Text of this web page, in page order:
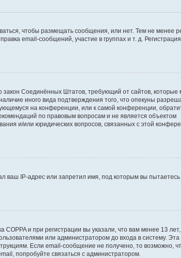
чтобы размещать сообщения, или нет. Тем не менее
email-сообщений, участие в группах и т. д.
закон Соединённых Штатов, требующий от сайтов, которые
иного вида подтверждения того, что опекуны
на конференции, или к самой конференции,
по правовым вопросам и не является объектом
и/или юридических вопросов, связанных с этой
ваш IP-адрес или запретил имя, под которым вы пытаетесь
и при регистрации вы указали, что вам менее 13
или администратором до входа в систему. Эта
Если email-сообщение не получено, то возможно,
попробуйте связаться с администратором.